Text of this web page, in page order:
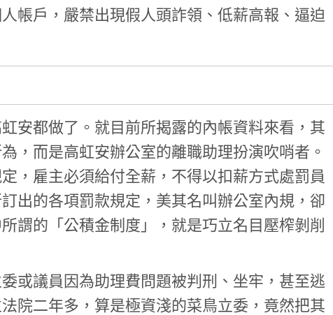
帳戶，嚴禁出現假人頭詐領、低薪高報、逼迫
安都做了。就目前所揭露的內帳資料來看，其
，而是高虹安辦公室的離職助理扮演吹哨者。
，雇主必須給付全薪，不得以扣薪方式處罰員
出的各項罰款規定，美其名叫辦公室內規，卻
謂的「公積金制度」，就是巧立名目壓榨剝削
或議員因為助理費問題被判刑、坐牢，甚至逃
院二年多，算是極資淺的菜鳥立委，竟然把其